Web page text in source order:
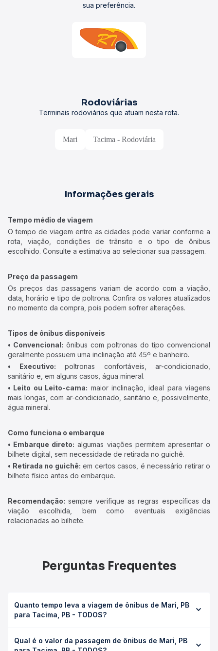
sua preferência.
Rodoviárias
Terminais rodoviários que atuam nesta rota.
Mari Tacima - Rodoviária
Informações gerais
Tempo médio de viagem
O tempo de viagem entre as cidades pode variar conforme a
rota, viação, condições de trânsito e o tipo de ônibus
escolhido. Consulte a estimativa ao selecionar sua passagem.
Preço da passagem
Os preços das passagens variam de acordo com a viação,
data, horário e tipo de poltrona. Confira os valores atualizados
no momento da compra, pois podem sofrer alterações.
Tipos de ônibus disponíveis
• Convencional: ônibus com poltronas do tipo convencional
geralmente possuem uma inclinação até 45º e banheiro.
• Executivo: poltronas confortáveis, ar-condicionado,
sanitário e, em alguns casos, água mineral.
• Leito ou Leito-cama: maior inclinação, ideal para viagens
mais longas, com ar-condicionado, sanitário e, possivelmente,
água mineral.
Como funciona o embarque
• Embarque direto: algumas viações permitem apresentar o
bilhete digital, sem necessidade de retirada no guichê.
• Retirada no guichê: em certos casos, é necessário retirar o
bilhete físico antes do embarque.
Recomendação: sempre verifique as regras específicas da
viação escolhida, bem como eventuais exigências
relacionadas ao bilhete.
Perguntas Frequentes
Quanto tempo leva a viagem de ônibus de Mari, PB
para Tacima, PB - TODOS?
leva em média 2h 5min, podendo variar conforme a
Qual é o valor da passagem de ônibus de Mari, PB